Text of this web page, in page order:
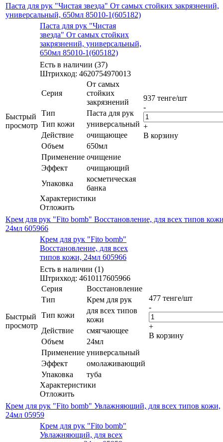
Паста для рук "Чистая звезда" От самых стойких закрязнений,
универсальный, 650мл 85010-1(605182)
Быстрый
просмотр
Паста для рук "Чистая
звезда" От самых стойких
закрязнений, универсальный,
650мл 85010-1(605182)
Есть в наличии (37)
Штрихкод: 4620754970013
Серия
От самых
стойких
закрязнений
Тип
Паста для рук
Тип кожи
универсальный
Действие
очищающее
Объем
650мл
Применение очищение
Эффект
очищающий
Упаковка
косметическая
банка
Характеристики
Отложить
937 тенге/шт
-
+
В корзину
Крем для рук "Fito bomb" Восстановление, для всех типов
24мл 605966
Быстрый
просмотр
Крем для рук "Fito bomb"
Восстановление, для всех
типов кожи, 24мл 605966
Есть в наличии (1)
Штрихкод: 4610117605966
Серия
Восстановление
Тип
Крем для рук
Тип кожи
для всех типов
кожи
Действие
смягчающее
Объем
24мл
Применение универсальный
Эффект
омолаживающий
Упаковка
туба
Характеристики
Отложить
477 тенге/шт
-
+
В корзину
Крем для рук "Fito bomb" Увлажняющий, для всех типов кожи,
24мл 05959
Крем для рук "Fito bomb"
Увлажняющий, для всех